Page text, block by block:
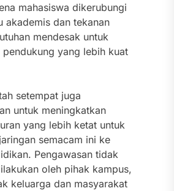
mahasiswa dikerubungi
akademis dan tekanan
mendesak untuk
yang lebih kuat
setempat juga
untuk meningkatkan
yang lebih ketat untuk
semacam ini ke
Pengawasan tidak
oleh pihak kampus,
keluarga dan masyarakat